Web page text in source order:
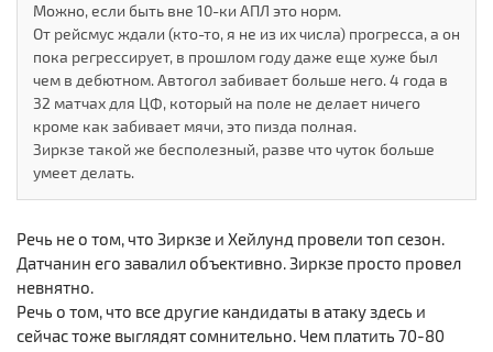
Можно, если быть вне 10-ки АПЛ это норм.
От рейсмус ждали (кто-то, я не из их числа) прогресса, а он
пока регрессирует, в прошлом году даже еще хуже был
чем в дебютном. Автогол забивает больше него. 4 года в
32 матчах для ЦФ, который на поле не делает ничего
кроме как забивает мячи, это пизда полная.
Зиркзе такой же бесполезный, разве что чуток больше
умеет делать.
Речь не о том, что Зиркзе и Хейлунд провели топ сезон.
Датчанин его завалил объективно. Зиркзе просто провел
невнятно.
Речь о том, что все другие кандидаты в атаку здесь и
сейчас тоже выглядят сомнительно. Чем платить 70-80